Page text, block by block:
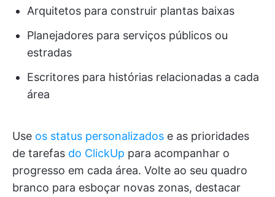
Arquitetos para construir plantas baixas
Planejadores para serviços públicos ou
estradas
Escritores para histórias relacionadas a cada
área
Use os status personalizados e as prioridades
de tarefas do ClickUp para acompanhar o
progresso em cada área. Volte ao seu quadro
branco para esboçar novas zonas, destacar